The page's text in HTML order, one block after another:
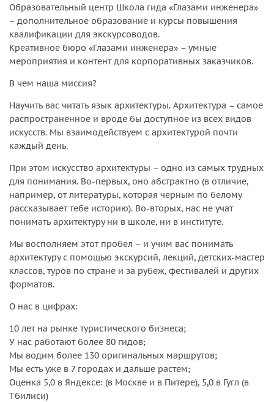
Образовательный центр Школа гида «Глазами инженера»
– дополнительное образование и курсы повышения
квалификации для экскурсоводов.
Креативное бюро «Глазами инженера» – умные
мероприятия и контент для корпоративных заказчиков.
В чем наша миссия?
Научить вас читать язык архитектуры. Архитектура – самое
распространенное и вроде бы доступное из всех видов
искусств. Мы взаимодействуем с архитектурой почти
каждый день.
При этом искусство архитектуры – одно из самых трудных
для понимания. Во-первых, оно абстрактно (в отличие,
например, от литературы, которая черным по белому
рассказывает тебе историю). Во-вторых, нас не учат
понимать архитектуру ни в школе, ни в институте.
Мы восполняем этот пробел – и учим вас понимать
архитектуру с помощью экскурсий, лекций, детских-мастер
классов, туров по стране и за рубеж, фестивалей и других
форматов.
О нас в цифрах:
10 лет на рынке туристического бизнеса;
У нас работают более 80 гидов;
Мы водим более 130 оригинальных маршрутов;
Мы есть уже в 7 городах и дальше растем;
Оценка 5,0 в Яндексе: (в Москве и в Питере), 5,0 в Гугл (в
Тбилиси)